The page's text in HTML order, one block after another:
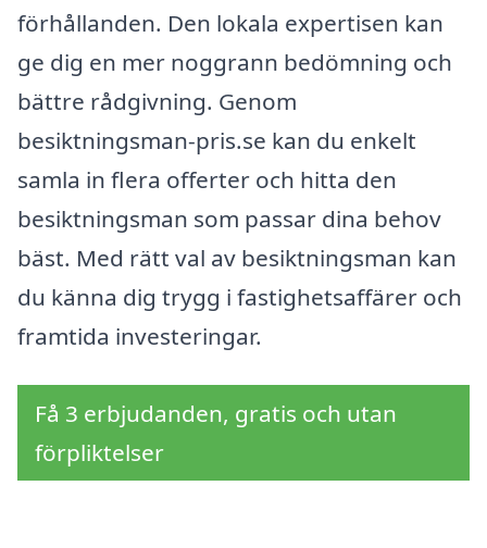
förhållanden. Den lokala expertisen kan
ge dig en mer noggrann bedömning och
bättre rådgivning. Genom
besiktningsman-pris.se kan du enkelt
samla in flera offerter och hitta den
besiktningsman som passar dina behov
bäst. Med rätt val av besiktningsman kan
du känna dig trygg i fastighetsaffärer och
framtida investeringar.
Få 3 erbjudanden, gratis och utan
förpliktelser